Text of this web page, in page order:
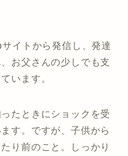
イトから発信し、発達
お父さんの少しでも支
います。
たときにショックを受
す。ですが、子供から
り前のこと。しっかり